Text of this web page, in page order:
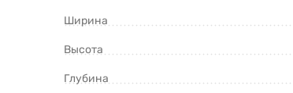
Ширина
Высота
Глубина